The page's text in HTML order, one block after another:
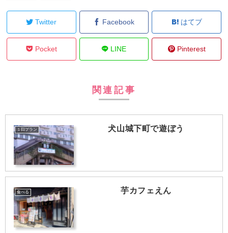
Twitter Facebook はてブ
Pocket LINE Pinterest
関連記事
１日プラン 犬山城下町で遊ぼう
食べる 芋カフェえん